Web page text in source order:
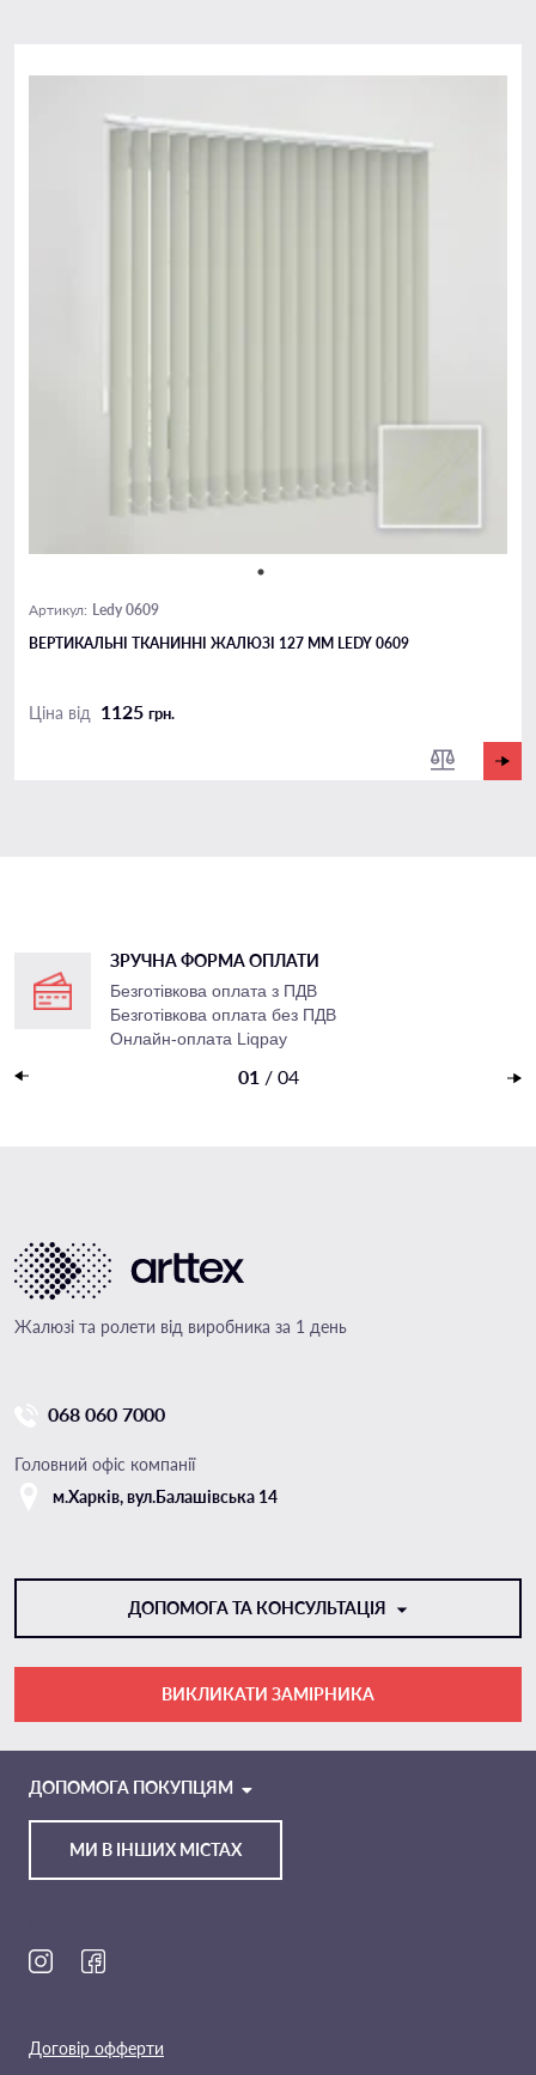
Артикул: Ledy 0609
ВЕРТИКАЛЬНІ ТКАНИННІ ЖАЛЮЗІ 127 ММ LEDY 0609
Ціна від 1125 грн.
ЗРУЧНА ФОРМА ОПЛАТИ
Безготівкова оплата з ПДВ
Безготівкова оплата без ПДВ
Онлайн-оплата Liqpay
01 / 04
Жалюзі та ролети від виробника за 1 день
068 060 7000
Головний офіс компанії
м.Харкiв, вул.Балашівська 14
ДОПОМОГА ТА КОНСУЛЬТАЦІЯ
TELEGRAM
ВИКЛИКАТИ ЗАМІРНИКА
МИ В ІНШИХ МІСТАХ
ДОПОМОГА ПОКУПЦЯМ
Договір офферти